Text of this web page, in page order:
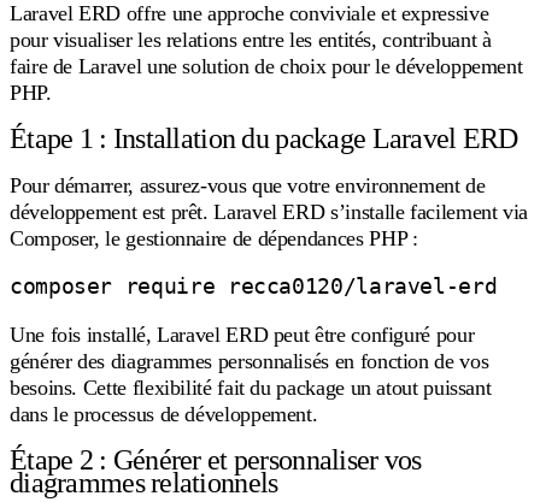
Laravel ERD offre une approche conviviale et expressive
pour visualiser les relations entre les entités, contribuant à
faire de Laravel une solution de choix pour le développement
PHP.
Étape 1 : Installation du package Laravel ERD
Pour démarrer, assurez-vous que votre environnement de
développement est prêt. Laravel ERD s’installe facilement via
Composer, le gestionnaire de dépendances PHP :
Une fois installé, Laravel ERD peut être configuré pour
générer des diagrammes personnalisés en fonction de vos
besoins. Cette flexibilité fait du package un atout puissant
dans le processus de développement.
Étape 2 : Générer et personnaliser vos
diagrammes relationnels